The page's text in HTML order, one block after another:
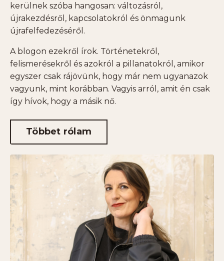
kerülnek szóba hangosan: változásról,
újrakezdésről, kapcsolatokról és önmagunk
újrafelfedezéséről.
A blogon ezekről írok. Történetekről,
felismerésekről és azokról a pillanatokról, amikor
egyszer csak rájövünk, hogy már nem ugyanazok
vagyunk, mint korábban. Vagyis arról, amit én csak
így hívok, hogy a másik nő.
Többet rólam